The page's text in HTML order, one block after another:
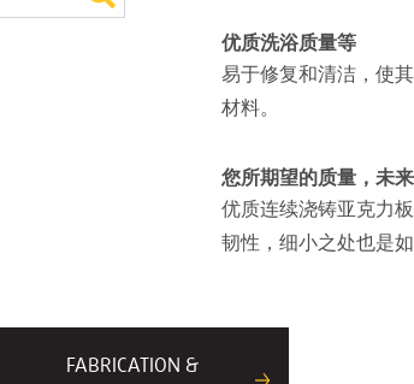
优质洗浴质量等
易于修复和清洁，使
材料。
您所期望的质量，未
优质连续浇铸亚克力
韧性，细小之处也是
FABRICATION &